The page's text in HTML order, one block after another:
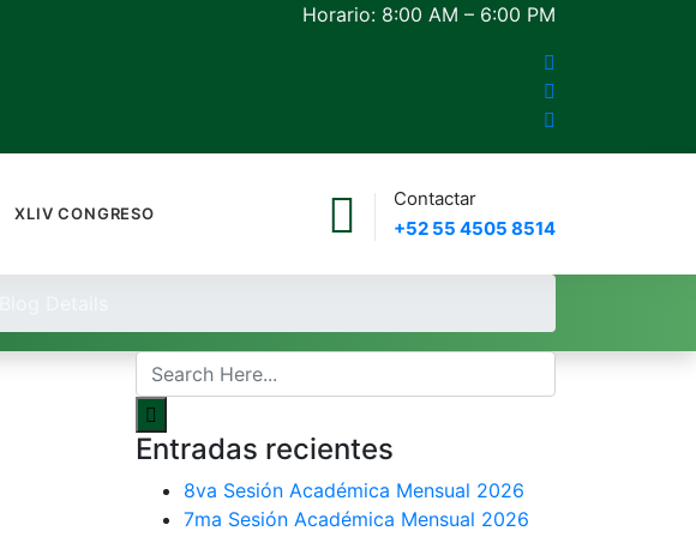
Horario: 8:00 AM – 6:00 PM
Contactar
+52 55 4505 8514
XLIV CONGRESO
Entradas recientes
8va Sesión Académica Mensual 2026
7ma Sesión Académica Mensual 2026